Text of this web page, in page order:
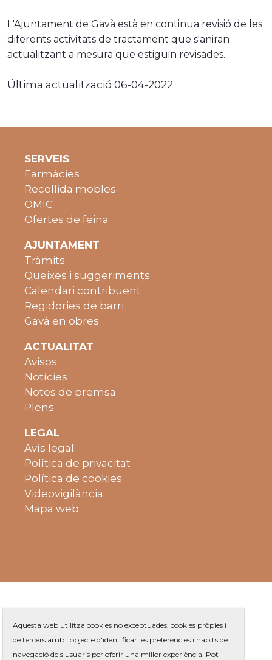
L'Ajuntament de Gavà està en continua revisió de les
diferents activitats de tractament que s'aniran
actualitzant a mesura que estiguin revisades.
Última actualització 06-04-2022
SERVEIS
Farmàcies
Recollida mobles
OMIC
Ofertes de feina
AJUNTAMENT
Tràmits
Queixes i suggeriments
Calendari contribuent
Regidories de barri
Gavà en obres
ACTUALITAT
Avisos
Notícies
Notes de premsa
Plens
LEGAL
Avís legal
Política de privacitat
Política de cookies
Videovigilància
Mapa web
Aquesta web utilitza cookies no exceptuades, cookies pròpies i
de tercers amb l'objecte d'identificar les preferències i hàbits de
navegació dels usuaris per oferir una millor experiència. Pot